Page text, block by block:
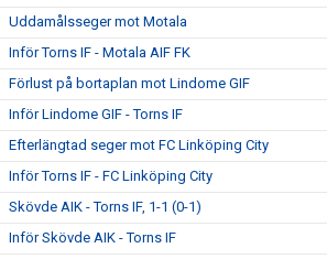
Uddamålsseger mot Motala
Inför Torns IF - Motala AIF FK
Förlust på bortaplan mot Lindome GIF
Inför Lindome GIF - Torns IF
Efterlängtad seger mot FC Linköping City
Inför Torns IF - FC Linköping City
Skövde AIK - Torns IF, 1-1 (0-1)
Inför Skövde AIK - Torns IF